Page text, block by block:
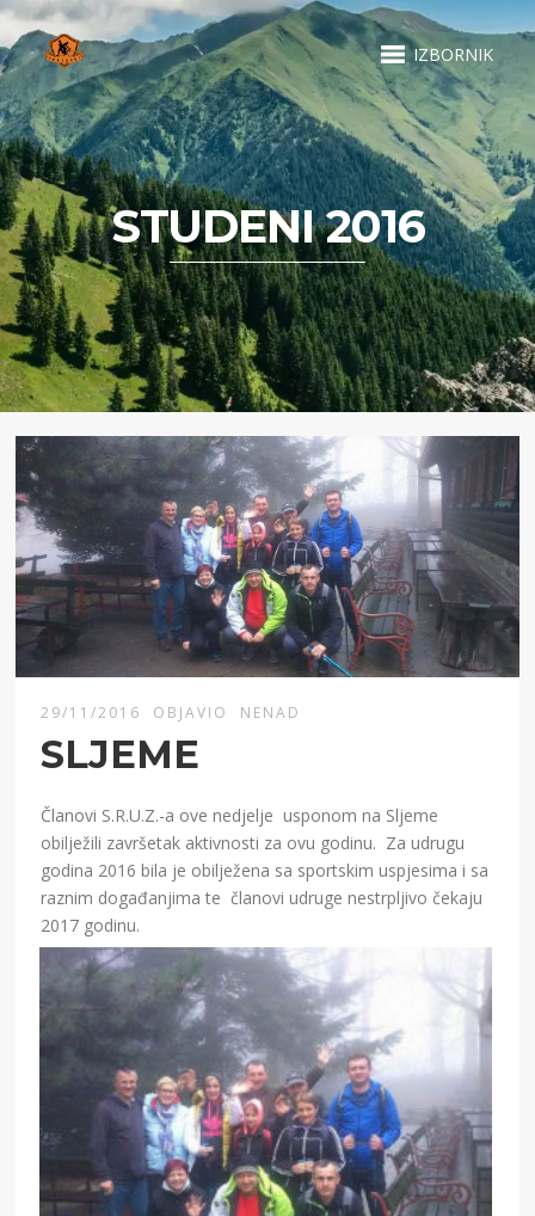
IZBORNIK
STUDENI 2016
29/11/2016 OBJAVIO NENAD
SLJEME
Članovi S.R.U.Z.-a ove nedjelje usponom na Sljeme
obilježili završetak aktivnosti za ovu godinu. Za udrugu
godina 2016 bila je obilježena sa sportskim uspjesima i sa
raznim događanjima te članovi udruge nestrpljivo čekaju
2017 godinu.